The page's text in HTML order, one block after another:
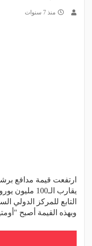
منذ 7 سنوات
ارتفعت قيمة مدافع
يقارب
وبهذه القيمة أصبح